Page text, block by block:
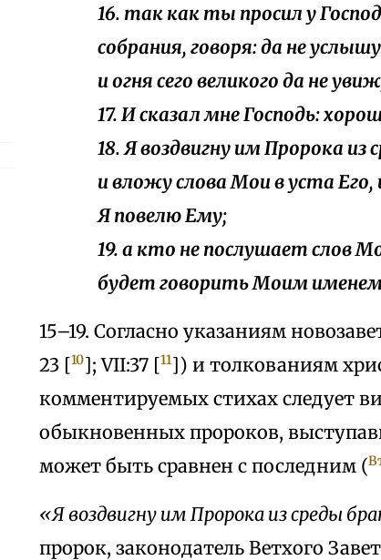
16. так как ты просил у
собрания, говоря: да не
и огня сего великого да не
17. И сказал мне Господь:
18. Я воздвигну им Пророка
и вложу слова Мои в уста
Я повелю Ему;
19. а кто не послушает слов
будет говорить Моим
15–19. Согласно указаниям
23 [10]; VII:37 [11]) и толкованиям
комментируемых стихах следует
обыкновенных пророков,
может быть сравнен с последним (
«Я воздвигну им Пророка из среды
пророк, законодатель Ветхого